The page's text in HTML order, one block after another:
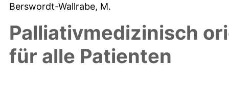
Berswordt-Wallrabe, M.
Palliativmedizinisch
für alle Patienten